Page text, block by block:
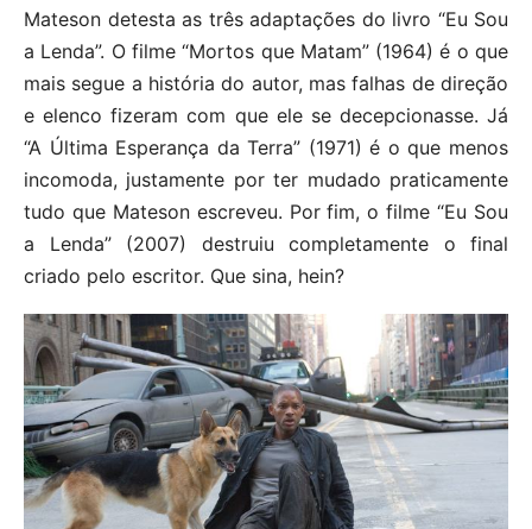
Mateson detesta as três adaptações do livro “Eu Sou
a Lenda”. O filme “Mortos que Matam” (1964) é o que
mais segue a história do autor, mas falhas de direção
e elenco fizeram com que ele se decepcionasse. Já
“A Última Esperança da Terra” (1971) é o que menos
incomoda, justamente por ter mudado praticamente
tudo que Mateson escreveu. Por fim, o filme “Eu Sou
a Lenda” (2007) destruiu completamente o final
criado pelo escritor. Que sina, hein?